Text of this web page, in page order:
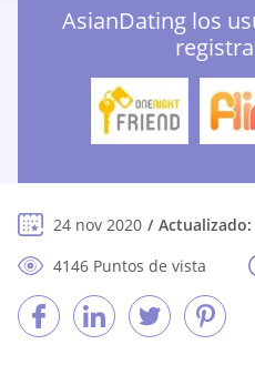
AsianDating los
24 nov 2020 Actualizado:
4146 Puntos de vista